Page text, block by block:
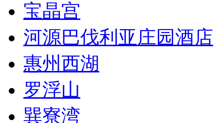
宝晶宫
河源巴伐利亚庄园酒店
惠州西湖
罗浮山
巽寮湾